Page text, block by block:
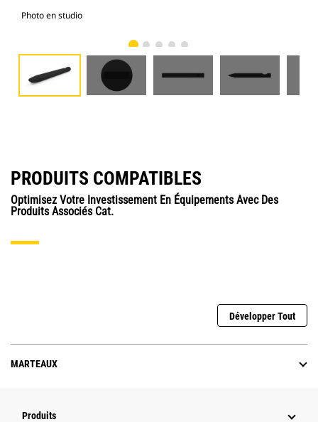
Photo en studio
PRODUITS COMPATIBLES
Optimisez Votre Investissement En Équipements Avec Des
Produits Associés Cat.
Développer Tout
MARTEAUX
Produits